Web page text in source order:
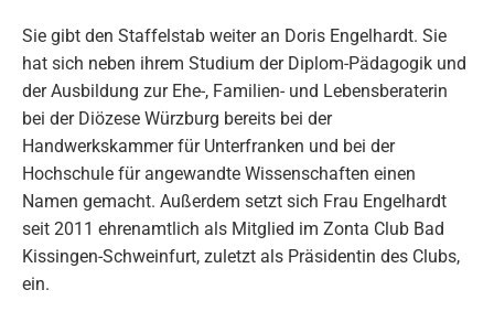
Sie gibt den Staffelstab weiter an Doris Engelhardt. Sie
hat sich neben ihrem Studium der Diplom-Pädagogik und
der Ausbildung zur Ehe-, Familien- und Lebensberaterin
bei der Diözese Würzburg bereits bei der
Handwerkskammer für Unterfranken und bei der
Hochschule für angewandte Wissenschaften einen
Namen gemacht. Außerdem setzt sich Frau Engelhardt
seit 2011 ehrenamtlich als Mitglied im Zonta Club Bad
Kissingen-Schweinfurt, zuletzt als Präsidentin des Clubs,
ein.